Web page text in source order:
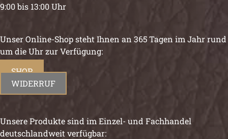
9:00 bis 13:00 Uhr
Unser Online-Shop steht Ihnen an 365 Tagen im Jahr rund
um die Uhr zur Verfügung:
SHOP
WIDERRUF
Unsere Produkte sind im Einzel- und Fachhandel
deutschlandweit verfügbar: